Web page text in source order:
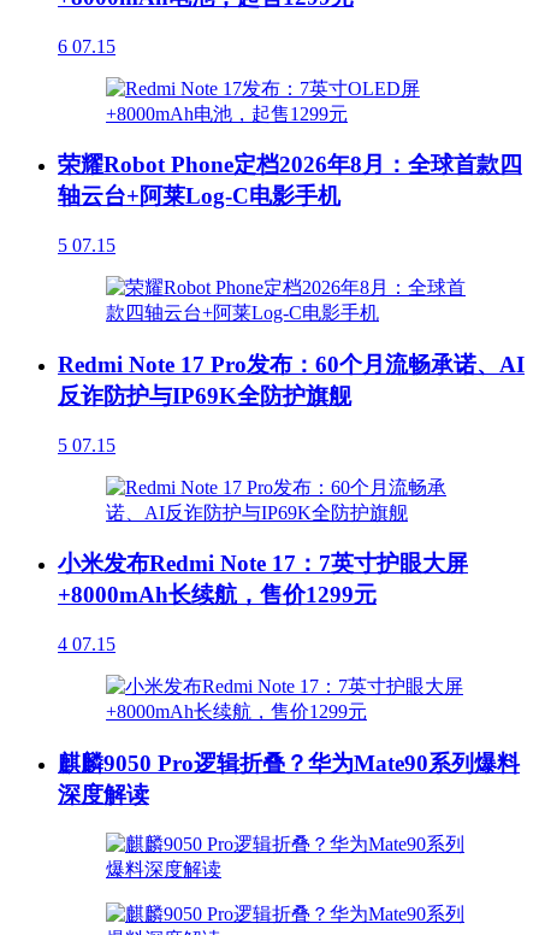
6 07.15
荣耀Robot Phone定档2026年8月：全球首款四
轴云台+阿莱Log-C电影手机
5 07.15
Redmi Note 17 Pro发布：60个月流畅承诺、AI
反诈防护与IP69K全防护旗舰
5 07.15
小米发布Redmi Note 17：7英寸护眼大屏
+8000mAh长续航，售价1299元
4 07.15
麒麟9050 Pro逻辑折叠？华为Mate90系列爆料
深度解读